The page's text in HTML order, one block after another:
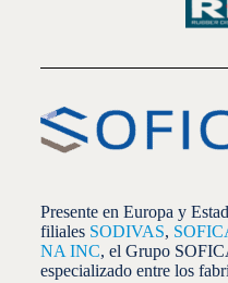
Presente en Europa y
filiales SODIVAS,
NA INC, el Grupo
especializado entre los